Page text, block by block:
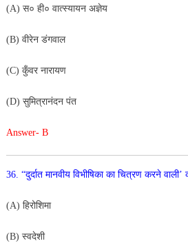
(A) स० ही० वात्स्यायन अज्ञेय
(B) वीरेन डंगवाल
(C) कुँवर नारायण
(D) सुमित्रानंदन पंत
Answer- B
36. “दुर्दात मानवीय विभीषिका का चित्रण करने वाली’
(A) हिरोशिमा
(B) स्वदेशी